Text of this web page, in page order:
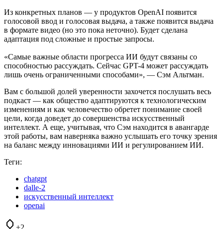
Из конкретных планов — у продуктов OpenAI появится
голосовой ввод и голосовая выдача, а также появится выдача
в формате видео (но это пока неточно). Будет сделана
адаптация под сложные и простые запросы.
«Самые важные области прогресса ИИ будут связаны со
способностью рассуждать. Сейчас GPT-4 может рассуждать
лишь очень ограниченными способами», — Сэм Альтман.
Вам с большой долей уверенности захочется послушать весь
подкаст — как общество адаптируются к технологическим
изменениям и как человечество обретет понимание своей
цели, когда доведет до совершенства искусственный
интеллект. А еще, учитывая, что Сэм находится в авангарде
этой работы, вам наверняка важно услышать его точку зрения
на баланс между инновациями ИИ и регулированием ИИ.
Теги:
chatgpt
dalle-2
искусственный интеллект
openai
+2